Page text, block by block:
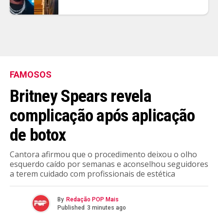
FAMOSOS
Britney Spears revela
complicação após aplicação
de botox
Cantora afirmou que o procedimento deixou o olho
esquerdo caído por semanas e aconselhou seguidores
a terem cuidado com profissionais de estética
By Redação POP Mais
Published 3 minutes ago